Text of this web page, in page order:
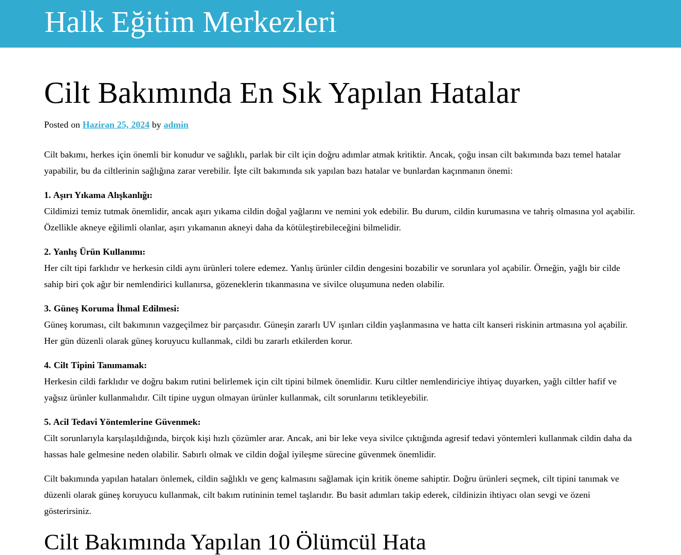
Halk Eğitim Merkezleri
Cilt Bakımında En Sık Yapılan Hatalar
Posted on Haziran 25, 2024 by admin
Cilt bakımı, herkes için önemli bir konudur ve sağlıklı, parlak bir cilt için doğru adımlar atmak kritiktir. Ancak, çoğu insan cilt bakımında bazı temel hatalar
yapabilir, bu da ciltlerinin sağlığına zarar verebilir. İşte cilt bakımında sık yapılan bazı hatalar ve bunlardan kaçınmanın önemi:
1. Aşırı Yıkama Alışkanlığı:
Cildimizi temiz tutmak önemlidir, ancak aşırı yıkama cildin doğal yağlarını ve nemini yok edebilir. Bu durum, cildin kurumasına ve tahriş olmasına yol açabilir.
Özellikle akneye eğilimli olanlar, aşırı yıkamanın akneyi daha da kötüleştirebileceğini bilmelidir.
2. Yanlış Ürün Kullanımı:
Her cilt tipi farklıdır ve herkesin cildi aynı ürünleri tolere edemez. Yanlış ürünler cildin dengesini bozabilir ve sorunlara yol açabilir. Örneğin, yağlı bir cilde
sahip biri çok ağır bir nemlendirici kullanırsa, gözeneklerin tıkanmasına ve sivilce oluşumuna neden olabilir.
3. Güneş Koruma İhmal Edilmesi:
Güneş koruması, cilt bakımının vazgeçilmez bir parçasıdır. Güneşin zararlı UV ışınları cildin yaşlanmasına ve hatta cilt kanseri riskinin artmasına yol açabilir.
Her gün düzenli olarak güneş koruyucu kullanmak, cildi bu zararlı etkilerden korur.
4. Cilt Tipini Tanımamak:
Herkesin cildi farklıdır ve doğru bakım rutini belirlemek için cilt tipini bilmek önemlidir. Kuru ciltler nemlendiriciye ihtiyaç duyarken, yağlı ciltler hafif ve
yağsız ürünler kullanmalıdır. Cilt tipine uygun olmayan ürünler kullanmak, cilt sorunlarını tetikleyebilir.
5. Acil Tedavi Yöntemlerine Güvenmek:
Cilt sorunlarıyla karşılaşıldığında, birçok kişi hızlı çözümler arar. Ancak, ani bir leke veya sivilce çıktığında agresif tedavi yöntemleri kullanmak cildin daha da
hassas hale gelmesine neden olabilir. Sabırlı olmak ve cildin doğal iyileşme sürecine güvenmek önemlidir.
Cilt bakımında yapılan hataları önlemek, cildin sağlıklı ve genç kalmasını sağlamak için kritik öneme sahiptir. Doğru ürünleri seçmek, cilt tipini tanımak ve
düzenli olarak güneş koruyucu kullanmak, cilt bakım rutininin temel taşlarıdır. Bu basit adımları takip ederek, cildinizin ihtiyacı olan sevgi ve özeni
gösterirsiniz.
Cilt Bakımında Yapılan 10 Ölümcül Hata